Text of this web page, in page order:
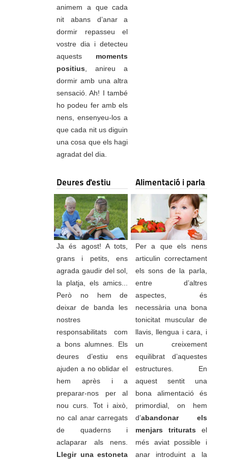
animem a que cada
nit abans d’anar a
dormir repasseu el
vostre dia i detecteu
aquests moments
positius, anireu a
dormir amb una altra
sensació. Ah! I també
ho podeu fer amb els
nens, ensenyeu-los a
que cada nit us diguin
una cosa que els hagi
agradat del dia.
Deures d'estiu
Ja és agost! A tots,
grans i petits, ens
agrada gaudir del sol,
la platja, els amics...
Però no hem de
deixar de banda les
nostres
responsabilitats com
a bons alumnes. Els
deures d’estiu ens
ajuden a no oblidar el
hem après i a
preparar-nos per al
nou curs. Tot i això,
no cal anar carregats
de quaderns i
aclaparar als nens.
Llegir una estoneta
Alimentació i parla
Per a que els nens
articulin correctament
els sons de la parla,
entre d’altres
aspectes, és
necessària una bona
tonicitat muscular de
llavis, llengua i cara, i
un creixement
equilibrat d’aquestes
estructures. En
aquest sentit una
bona alimentació és
primordial, on hem
d’abandonar els
menjars triturats el
més aviat possible i
anar introduint a la